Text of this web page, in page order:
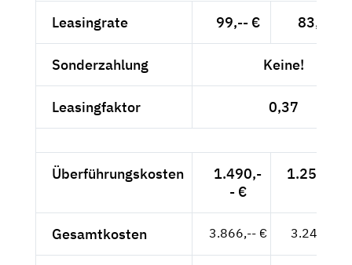
Leasingrate 99,-- € 83,19 €
Sonderzahlung Keine!
Leasingfaktor 0,37
Überführungskosten
1.490,-
- €
1.252,10
Gesamtkosten 3.866,-- € 3.248,74